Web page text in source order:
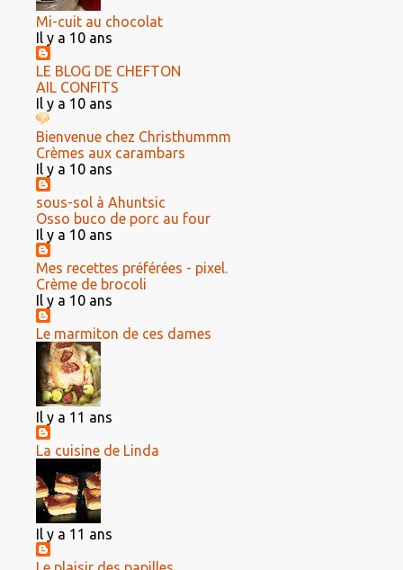
Mi-cuit au chocolat
Il y a 10 ans
LE BLOG DE CHEFTON
AIL CONFITS
Il y a 10 ans
Bienvenue chez Christhummm
Crèmes aux carambars
Il y a 10 ans
sous-sol à Ahuntsic
Osso buco de porc au four
Il y a 10 ans
Mes recettes préférées - pixel.
Crème de brocoli
Il y a 10 ans
Le marmiton de ces dames
Il y a 11 ans
La cuisine de Linda
Il y a 11 ans